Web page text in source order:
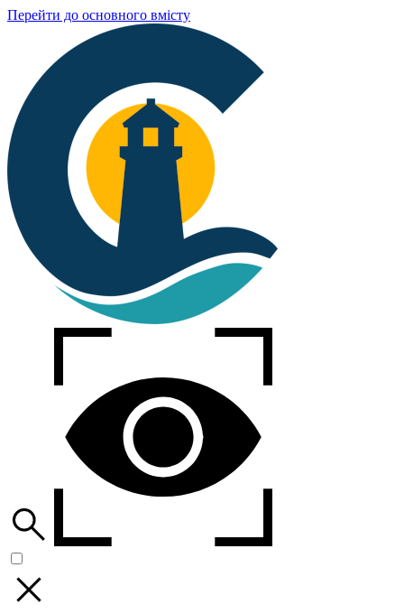
Перейти до основного вмісту